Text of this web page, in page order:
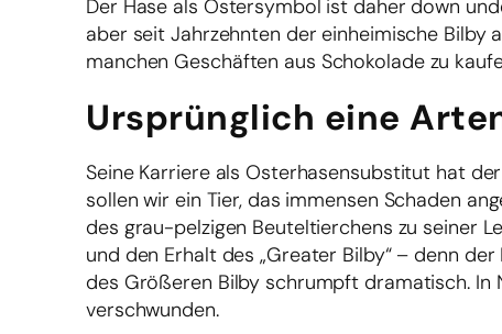
Der Hase als Ostersymbol ist daher down
aber seit Jahrzehnten der einheimische Bilby
manchen Geschäften aus Schokolade zu
Ursprünglich eine
Seine Karriere als Osterhasensubstitut hat
sollen wir ein Tier, das immensen Schaden
des grau-pelzigen Beuteltierchens zu seiner
und den Erhalt des „Greater Bilby“ – denn
des Größeren Bilby schrumpft dramatisch. In
verschwunden.